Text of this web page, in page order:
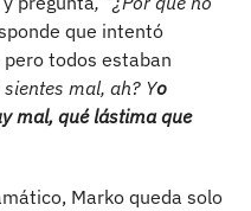
que intentó
todos estaban
sientes mal, ah? Yo
mal, qué lástima que
Marko queda solo